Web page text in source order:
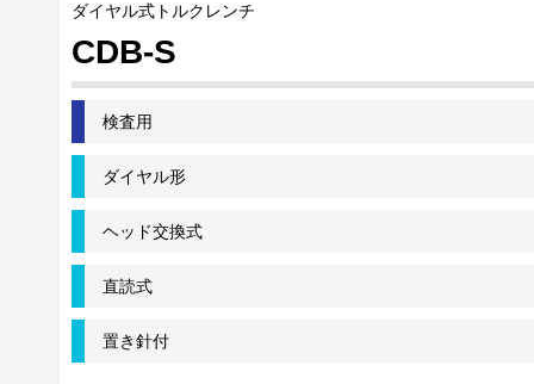
ダイヤル式トルクレンチ
CDB-S
検査用
ダイヤル形
ヘッド交換式
直読式
置き針付